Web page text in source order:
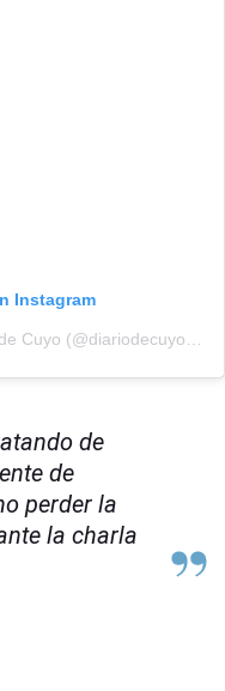
Instagram
Una publicación compartida de Diario de Cuyo (@diariodecuyoweb)
de
de
perder la
la charla